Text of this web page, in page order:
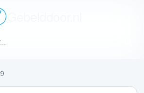
Gebelddoor.nl
in